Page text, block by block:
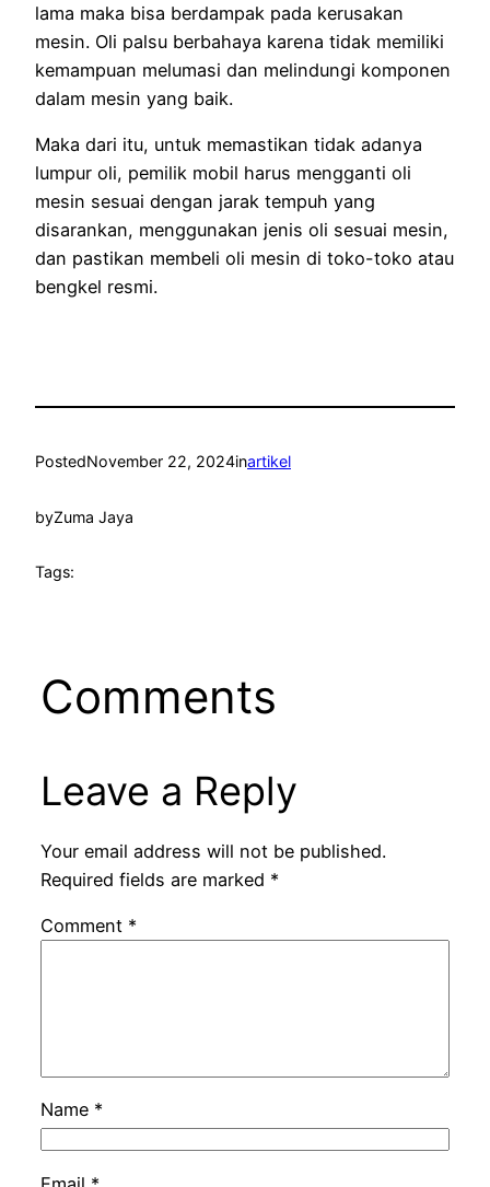
lama maka bisa berdampak pada kerusakan
mesin. Oli palsu berbahaya karena tidak memiliki
kemampuan melumasi dan melindungi komponen
dalam mesin yang baik.
Maka dari itu, untuk memastikan tidak adanya
lumpur oli, pemilik mobil harus mengganti oli
mesin sesuai dengan jarak tempuh yang
disarankan, menggunakan jenis oli sesuai mesin,
dan pastikan membeli oli mesin di toko-toko atau
bengkel resmi.
PostedNovember 22, 2024inartikel
byZuma Jaya
Tags:
Comments
Leave a Reply
Your email address will not be published.
Required fields are marked *
Comment *
Name *